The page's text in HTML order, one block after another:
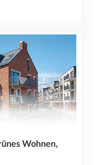
Wohnen,